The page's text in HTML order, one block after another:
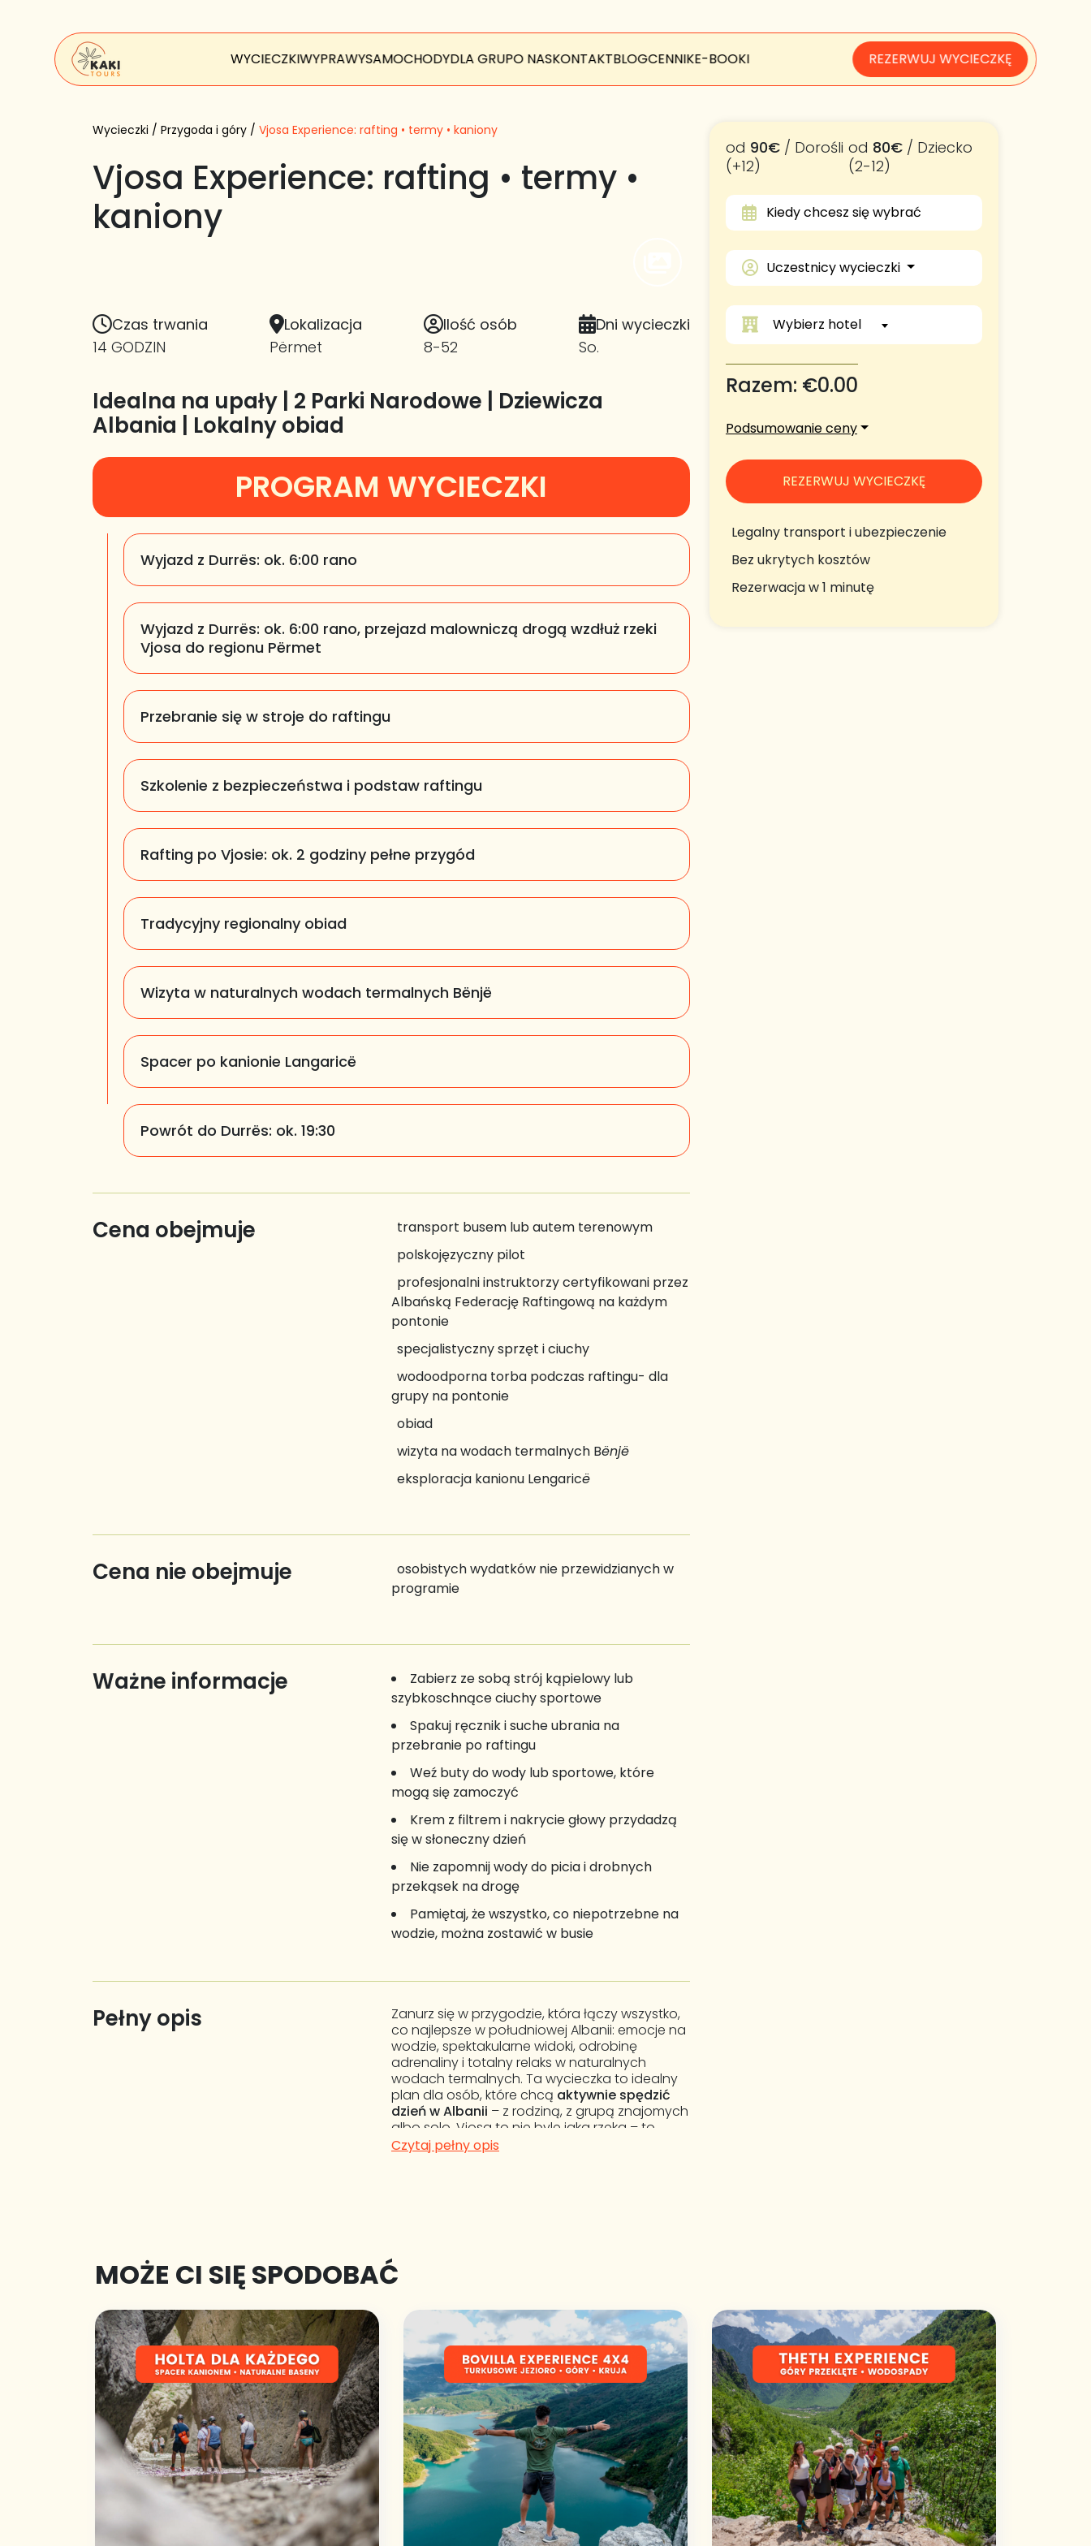
WYCIECZKIWYPRAWYSAMOCHODYDLA GRUPO NASKONTAKTBLOGCENNIKE-BOOKI REZERWUJ WYCIECZKĘ
Wycieczki / Przygoda i góry / Vjosa Experience: rafting • termy • kaniony
Vjosa Experience: rafting • termy •
kaniony
Czas trwania
14 GODZIN
Lokalizacja
Përmet
Ilość osób
8-52
Dni wycieczki
So.
Idealna na upały | 2 Parki Narodowe | Dziewicza
Albania | Lokalny obiad
PROGRAM WYCIECZKI
Wyjazd z Durrës: ok. 6:00 rano
Wyjazd z Durrës: ok. 6:00 rano, przejazd malowniczą drogą wzdłuż rzeki
Vjosa do regionu Përmet
Przebranie się w stroje do raftingu
Szkolenie z bezpieczeństwa i podstaw raftingu
Rafting po Vjosie: ok. 2 godziny pełne przygód
Tradycyjny regionalny obiad
Wizyta w naturalnych wodach termalnych Bënjë
Spacer po kanionie Langaricë
Powrót do Durrës: ok. 19:30
Cena obejmuje
transport busem lub autem terenowym
polskojęzyczny pilot
profesjonalni instruktorzy certyfikowani przez
Albańską Federację Raftingową na każdym
pontonie
specjalistyczny sprzęt i ciuchy
wodoodporna torba podczas raftingu- dla
grupy na pontonie
obiad
wizyta na wodach termalnych Bënjë
eksploracja kanionu Lengaricë
Cena nie obejmuje
osobistych wydatków nie przewidzianych w
programie
Ważne informacje
Zabierz ze sobą strój kąpielowy lub
szybkoschnące ciuchy sportowe
Spakuj ręcznik i suche ubrania na
przebranie po raftingu
Weź buty do wody lub sportowe, które
mogą się zamoczyć
Krem z filtrem i nakrycie głowy przydadzą
się w słoneczny dzień
Nie zapomnij wody do picia i drobnych
przekąsek na drogę
Pamiętaj, że wszystko, co niepotrzebne na
wodzie, można zostawić w busie
Pełny opis
Zanurz się w przygodzie, która łączy wszystko,
co najlepsze w południowej Albanii: emocje na
wodzie, spektakularne widoki, odrobinę
adrenaliny i totalny relaks w naturalnych
wodach termalnych. Ta wycieczka to idealny
plan dla osób, które chcą aktywnie spędzić
dzień w Albanii – z rodziną, z grupą znajomych
albo solo. Vjosa to nie byle jaka rzeka – to
ostatnia dzika rzeka Europy,
Dla kogo?
wypoczynek i chce poczuć prawdziwy klimat
południowej Albanii.
Wymagana jest ogólna
sprawność fizyczna i gotowość na dobrą
zabawę!
Przygoda zaczyna się już po drodze –
malownicza trasa wzdłuż wijącej się Vjosy
prowadzi doregionu Përmet,nazywanego
zielonym sercem Albanii. To właśnie tutaj czeka
na Ciebierafting – spływ II klasy z kilkoma
bystrzami klasy III,
organizowany przez
doświadczonych instruktorów. Przed wejściem
do pontonu dostaniesz pełny sprzęt, a lokalny
przewodnik opowie, jak region walczy o
ochronę tego wyjątkowego ekosystemu i co
Czytaj pełny opis
od 90€ / Dorośli
(+12)
od 80€ / Dziecko
(2-12)
Uczestnicy wycieczki
Wybierz hotel
Razem: €0.00
Podsumowanie ceny
REZERWUJ WYCIECZKĘ
Legalny transport i ubezpieczenie
Bez ukrytych kosztów
Rezerwacja w 1 minutę
MOŻE CI SIĘ SPODOBAĆ